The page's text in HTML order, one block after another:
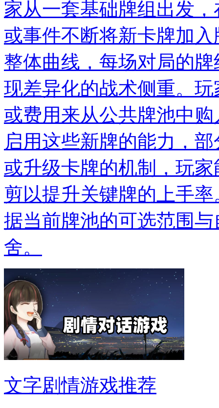
家从一套基础牌组出发
或事件不断将新卡牌加
整体曲线，每场对局的
现差异化的战术侧重。
或费用来从公共牌池中
启用这些新牌的能力，
或升级卡牌的机制，玩
剪以提升关键牌的上手
据当前牌池的可选范围
舍。
文字剧情游戏推荐